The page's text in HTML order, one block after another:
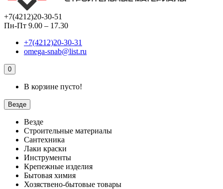
+7(4212)20-30-51
Пн-Пт 9.00 – 17.30
+7(4212)20-30-31
omega-snab@list.ru
0
В корзине пусто!
Везде
Везде
Строительные материалы
Сантехника
Лаки краски
Инструменты
Крепежные изделия
Бытовая химия
Хозяствено-бытовые товары